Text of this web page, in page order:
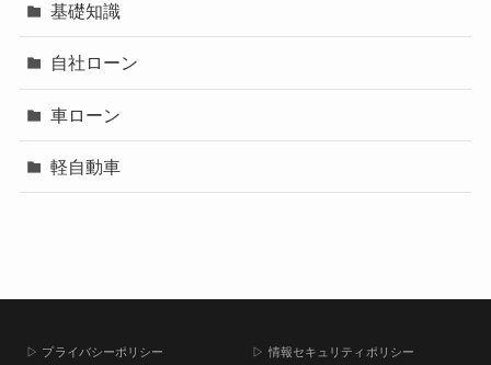
基礎知識
自社ローン
車ローン
軽自動車
▷ プライバシーポリシー ▷ 情報セキュリティポリシー